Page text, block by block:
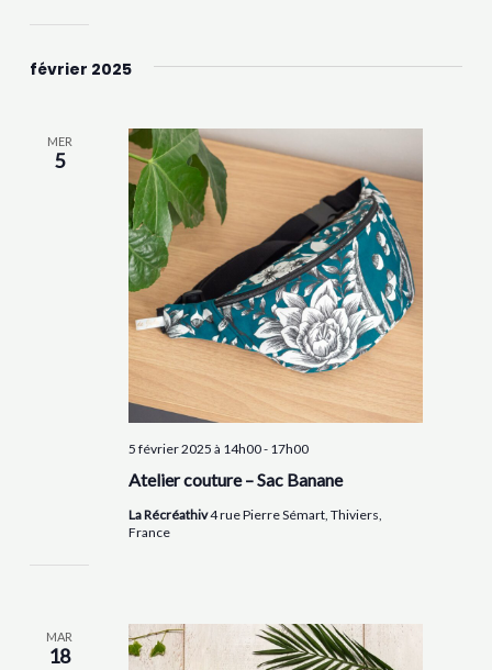
février 2025
MER
5
Atelier couture – Sac Banane
5 février 2025 à 14h00- 17h00
La Récréathiv4 rue Pierre Sémart, Thiviers,
France
MAR
18